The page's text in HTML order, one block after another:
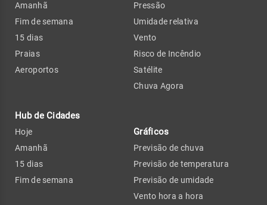
Amanhã
Fim de semana
15 dias
Praias
Aeroportos
Hub de Cidades
Hoje
Amanhã
15 dias
Fim de semana
Pressão
Umidade relativa
Vento
Risco de Incêndio
Satélite
Chuva Agora
Gráficos
Previsão de chuva
Previsão de temperatura
Previsão de umidade
Vento hora a hora